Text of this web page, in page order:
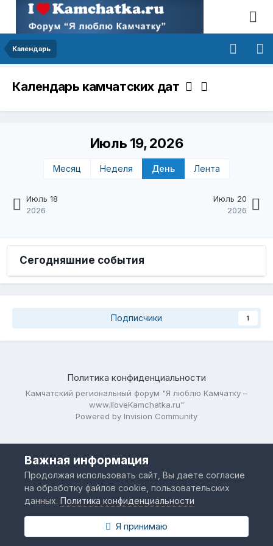
Календарь
Календарь камчатских дат
Июль 18
2026
Июль 19, 2026
Месяц Неделя День Лента
Июль 20
2026
Сегодняшние события
Подписчики 1
Политика конфиденциальности
Камчатский региональный форум "Я люблю Камчатку –
www.IloveKamchatka.ru"
Powered by Invision Community
Важная информация
Продолжая использовать сайт, Вы даете согласие
на обработку файлов cookie, пользовательских
данных.Политика конфиденциальности
Я принимаю